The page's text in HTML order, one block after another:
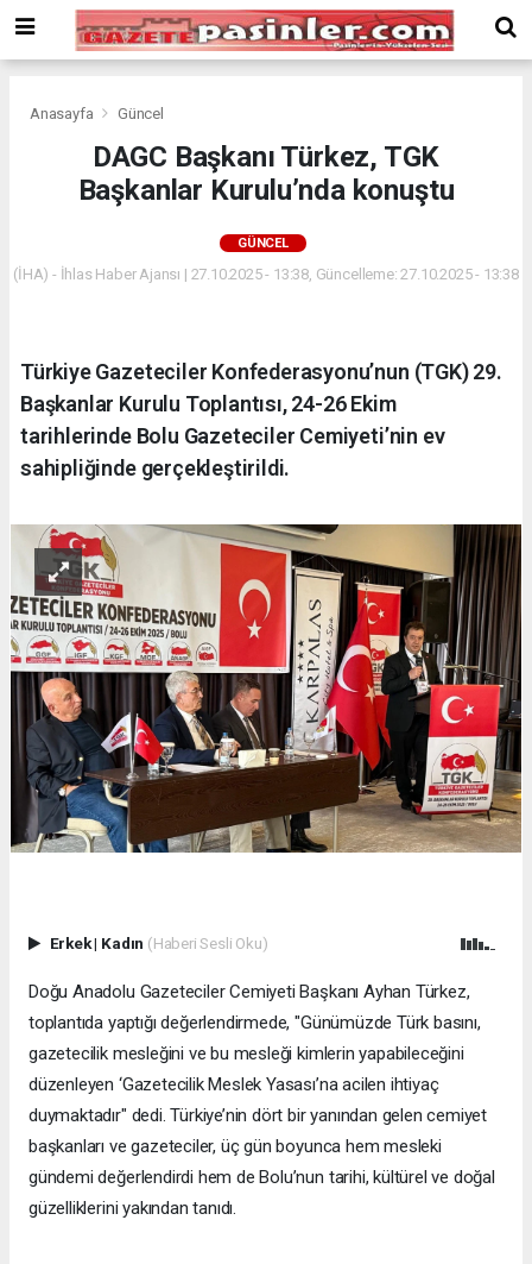
Bonusu
Veren
deneme
siteler
Veren
Anasayfa Güncel
DAGC Başkanı Türkez, TGK
Başkanlar Kurulu’nda konuştu
GÜNCEL
(İHA) - İhlas Haber Ajansı | 27.10.2025 - 13:38, Güncelleme: 27.10.2025 - 13:38
Türkiye Gazeteciler Konfederasyonu’nun (TGK) 29.
Başkanlar Kurulu Toplantısı, 24-26 Ekim
tarihlerinde Bolu Gazeteciler Cemiyeti’nin ev
sahipliğinde gerçekleştirildi.
Erkek| Kadın (Haberi Sesli Oku)
Doğu Anadolu Gazeteciler Cemiyeti Başkanı Ayhan Türkez,
toplantıda yaptığı değerlendirmede, "Günümüzde Türk basını,
gazetecilik mesleğini ve bu mesleği kimlerin yapabileceğini
düzenleyen ‘Gazetecilik Meslek Yasası’na acilen ihtiyaç
duymaktadır" dedi. Türkiye’nin dört bir yanından gelen cemiyet
başkanları ve gazeteciler, üç gün boyunca hem mesleki
gündemi değerlendirdi hem de Bolu’nun tarihi, kültürel ve doğal
güzelliklerini yakından tanıdı.